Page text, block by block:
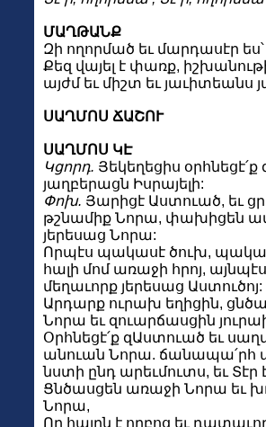
ՄԱՂԹԱՆՔ
Զի ողորմած եւ մարդասէր
Քեզ վայել է փառք,
այժմ եւ միշտ եւ յաւիտեանս
ՍԱՂՄՈՍ ՃԱՇՈՒ
ՍԱՂՄՈՍ ԿԷ
Կցորդ. Յեկեղեցիս
յաղբերացն Իսրայելի:
Փոխ. Յարիցէ Աստուած, եւ
թշնամիք Նորա, փախիցեն
յերեսաց Նորա:
Որպէս պակասէ ծուխ,
հալի մոմ առաջի հրոյ,
մեղաւորք յերեսաց Աստուծոյ:
Արդարք ուրախ եղիցին,
Նորա եւ զուարճասցին
Օրհնեցէ՛ք զԱստուած եւ
անուան Նորա. ճանապա՛րհ
նստի ընդ արեւմուտս, եւ Տէր
Ցնծասցեն առաջի Նորա եւ
Նորա,
Որ հայրն է որբոց եւ